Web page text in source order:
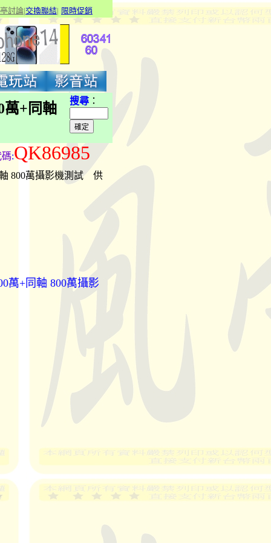
討論|交換聯結| 限時促銷
萬+同軸 搜尋 ：
:QK86985
軸 800萬攝影機測試 供
萬+同軸 800萬攝影